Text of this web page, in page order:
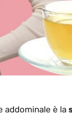
addominale è la